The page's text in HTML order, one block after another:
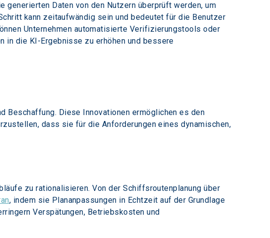
Daten von den Nutzern überprüft werden, um
kann zeitaufwändig sein und bedeutet für die Benutzer
Unternehmen automatisierte Verifizierungstools oder
in die KI-Ergebnisse zu erhöhen und bessere
Beschaffung. Diese Innovationen ermöglichen es den
dass sie für die Anforderungen eines dynamischen,
zu rationalisieren. Von der Schiffsroutenplanung über
, indem sie Plananpassungen in Echtzeit auf der Grundlage
Verspätungen, Betriebskosten und